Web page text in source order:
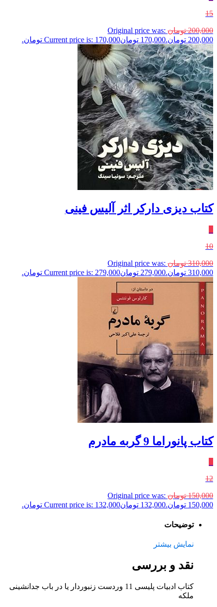
15
200,000 تومان Original price was:
200,000 تومان.
170,000 تومانCurrent price is: 170,000 تومان.
کتاب دیزی دارکر اثر آلیس فینی
10
310,000 تومان Original price was:
310,000 تومان.
279,000 تومانCurrent price is: 279,000 تومان.
کتاب پانوراما 9 گربه‌ مادرم
12
150,000 تومان Original price was:
150,000 تومان.
132,000 تومانCurrent price is: 132,000 تومان.
توضیحات
نمایش بیشتر
نقد و بررسی
کتاب ادبیات پلیسی 11 وردست زنبوردار یا در باب جدانشینی
ملکه